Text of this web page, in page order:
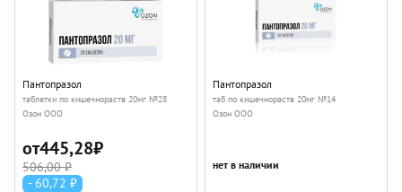
Пантопразол
таблетки по кишечнораств 20мг №28
Озон ООО
от445,28₽
506,00 ₽
- 60,72 ₽
Пантопразол
таб по кишечнораств 20мг №14
Озон ООО
нет в наличии